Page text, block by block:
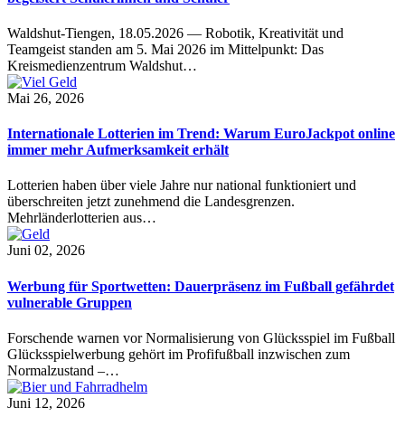
Waldshut-Tiengen, 18.05.2026 — Robotik, Kreativität und
Teamgeist standen am 5. Mai 2026 im Mittelpunkt: Das
Kreismedienzentrum Waldshut…
Mai 26, 2026
Internationale Lotterien im Trend: Warum EuroJackpot online
immer mehr Aufmerksamkeit erhält
Lotterien haben über viele Jahre nur national funktioniert und
überschreiten jetzt zunehmend die Landesgrenzen.
Mehrländerlotterien aus…
Juni 02, 2026
Werbung für Sportwetten: Dauerpräsenz im Fußball gefährdet
vulnerable Gruppen
Forschende warnen vor Normalisierung von Glücksspiel im Fußball
Glücksspielwerbung gehört im Profifußball inzwischen zum
Normalzustand –…
Juni 12, 2026